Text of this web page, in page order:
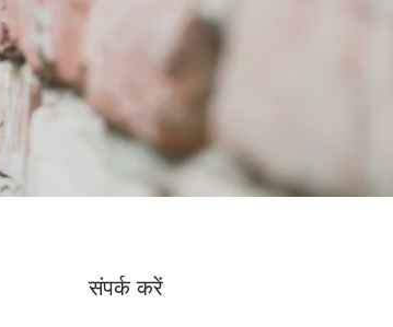
संपर्क करें